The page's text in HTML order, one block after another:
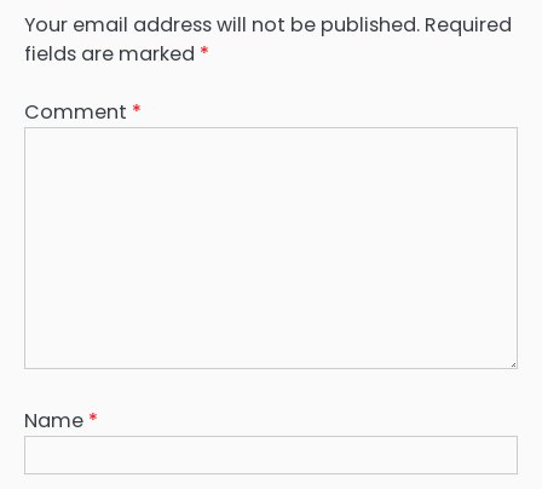
Your email address will not be published. Required
fields are marked *
Comment *
Name *